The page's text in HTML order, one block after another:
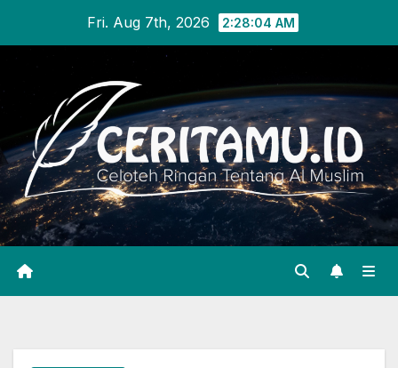
Fri. Aug 7th, 2026 2:28:05 AM